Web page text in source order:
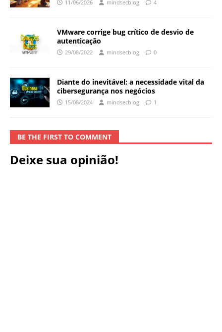
11/06/2026 mindsecblog 4
VMware corrige bug crítico de desvio de
autenticação
29/08/2022 mindsecblog 0
Diante do inevitável: a necessidade vital da
cibersegurança nos negócios
15/08/2024 mindsecblog 1
BE THE FIRST TO COMMENT
Deixe sua opinião!